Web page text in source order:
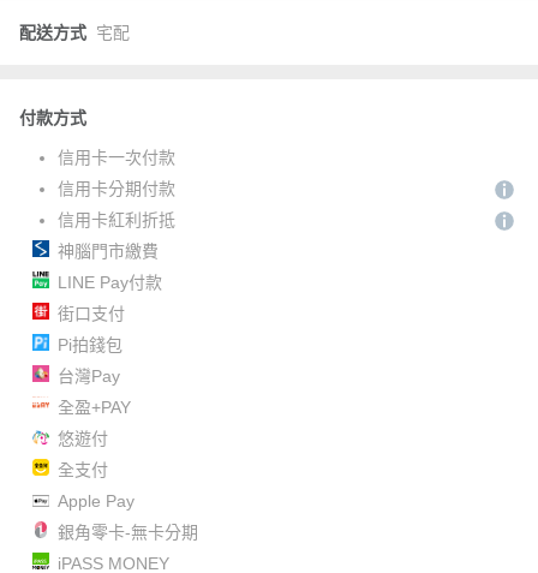
配送方式 宅配
付款方式
信用卡一次付款
信用卡分期付款
信用卡紅利折抵
神腦門市繳費
LINE Pay付款
街口支付
Pi拍錢包
台灣Pay
全盈+PAY
悠遊付
全支付
Apple Pay
銀角零卡-無卡分期
iPASS MONEY